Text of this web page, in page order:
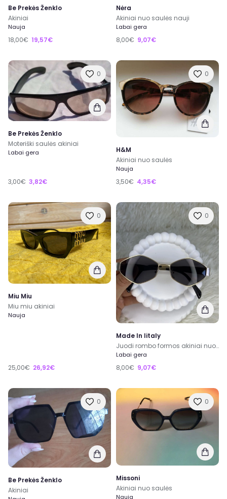
Be Prekės Ženklo
Akiniai
Nauja
18,00€ 19,57€
Nėra
Akiniai nuo saulės nauji
Labai gera
8,00€ 9,07€
0
Be Prekės Ženklo
Moteriški saulės akiniai
Labai gera
3,00€ 3,82€
0
H&M
Akiniai nuo saulės
Nauja
3,50€ 4,35€
0
Miu Miu
Miu miu akiniai
Nauja
25,00€ 26,92€
0
Made In Iitaly
Juodi rombo formos akiniai nuo saules
Labai gera
8,00€ 9,07€
0
Be Prekės Ženklo
Akiniai
0
Missoni
Akiniai nuo saulės
Nauja